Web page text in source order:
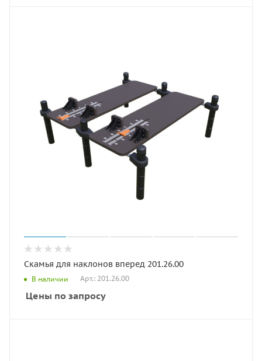
Скамья для наклонов вперед 201.26.00
В наличии Арт.: 201.26.00
Цены по запросу